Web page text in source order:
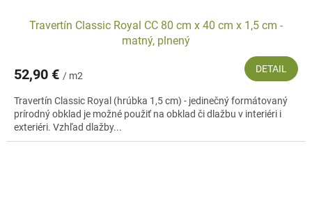
Travertín Classic Royal CC 80 cm x 40 cm x 1,5 cm -
matný, plnený
52,90 € / m2
DETAIL
Travertín Classic Royal (hrúbka 1,5 cm) - jedinečný formátovaný
prírodný obklad je možné použiť na obklad či dlažbu v interiéri i
exteriéri. Vzhľad dlažby...